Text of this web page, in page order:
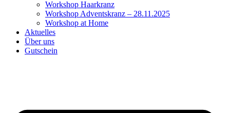
Workshop Haarkranz
Workshop Adventskranz – 28.11.2025
Workshop at Home
Aktuelles
Über uns
Gutschein